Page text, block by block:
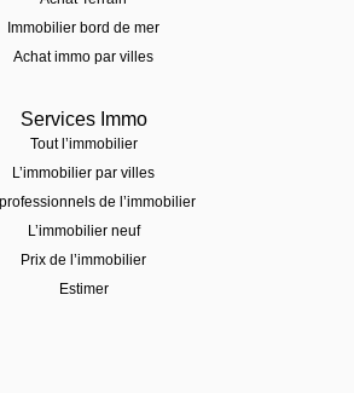
Immobilier bord de mer
Achat immo par villes
Services Immo
Tout l’immobilier
L’immobilier par villes
de l’immobilier
L’immobilier neuf
Prix de l’immobilier
Estimer